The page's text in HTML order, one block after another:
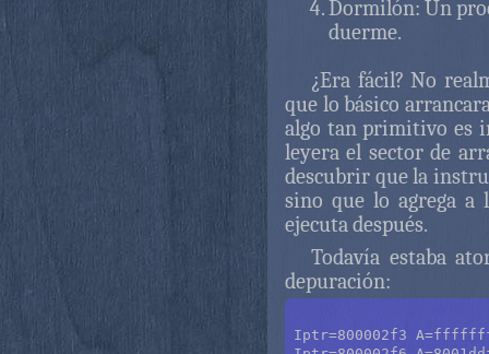
Dormilón: Un
duerme.
¿Era fácil? No
que lo básico
algo tan primitivo es
leyera el sector de
descubrir que la
sino que lo agrega a
ejecuta después.
Todavía estaba
depuración:
Iptr=800002f3